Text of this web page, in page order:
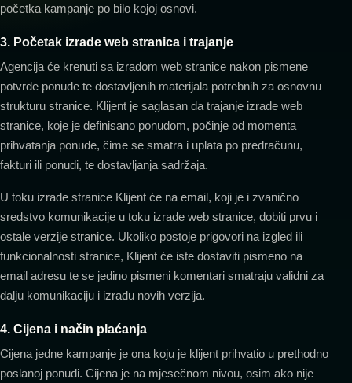
početka kampanje po bilo kojoj osnovi.
3. Početak izrade web stranica i trajanje
Agencija će krenuti sa izradom web stranice nakon pismene
potvrde ponude te dostavljenih materijala potrebnih za osnovnu
strukturu stranice. Klijent je saglasan da trajanje izrade web
stranice, koje je definisano ponudom, počinje od momenta
prihvatanja ponude, čime se smatra i uplata po predračunu,
fakturi ili ponudi, te dostavljanja sadržaja.
U toku izrade stranice Klijent će na email, koji je i zvanično
sredstvo komunikacije u toku izrade web stranice, dobiti prvu i
ostale verzije stranice. Ukoliko postoje prigovori na izgled ili
funkcionalnosti stranice, Klijent će iste dostaviti pismeno na
email adresu te se jedino pismeni komentari smatraju validni za
dalju komunikaciju i izradu novih verzija.
4. Cijena i način plaćanja
Cijena jedne kampanje je ona koju je klijent prihvatio u prethodno
poslanoj ponudi. Cijena je na mjesečnom nivou, osim ako nije